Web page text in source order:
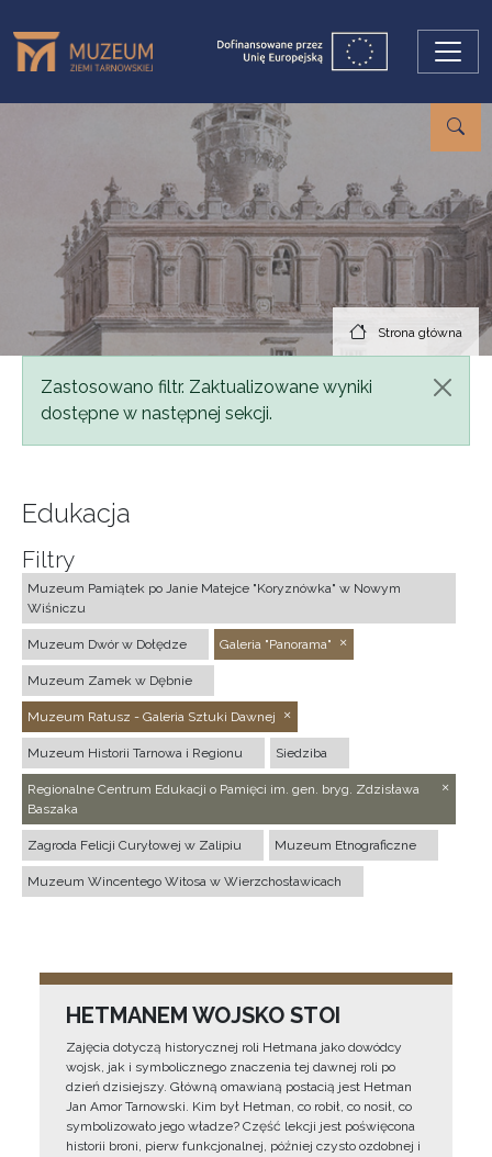
Strona główna
Komunikat
Zastosowano filtr. Zaktualizowane wyniki
dostępne w następnej sekcji.
Edukacja
Filtry
Muzeum Pamiątek po Janie Matejce "Koryznówka" w Nowym
Wiśniczu
Muzeum Dwór w Dołędze Galeria "Panorama"
Muzeum Zamek w Dębnie
Muzeum Ratusz - Galeria Sztuki Dawnej
Muzeum Historii Tarnowa i Regionu Siedziba
Regionalne Centrum Edukacji o Pamięci im. gen. bryg. Zdzisława
Baszaka
Zagroda Felicji Curyłowej w Zalipiu Muzeum Etnograficzne
Muzeum Wincentego Witosa w Wierzchosławicach
HETMANEM WOJSKO STOI
Zajęcia dotyczą historycznej roli Hetmana jako dowódcy
wojsk, jak i symbolicznego znaczenia tej dawnej roli po
dzień dzisiejszy. Główną omawianą postacią jest Hetman
Jan Amor Tarnowski. Kim był Hetman, co robił, co nosił, co
symbolizowało jego władze? Część lekcji jest poświęcona
historii broni, pierw funkcjonalnej, później czysto ozdobnej i